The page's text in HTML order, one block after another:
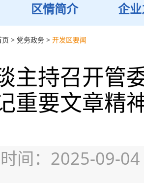
区情简介 企
页 > 党务政务 > 开发区要闻
主持召开管
重要文章精
时间：2025-09-